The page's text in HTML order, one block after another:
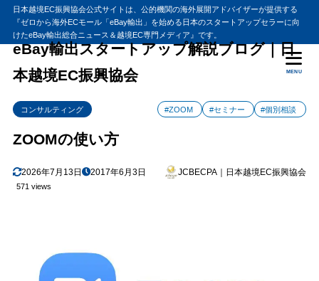
日本越境EC振興協会公式サイトは、公的機関の海外展開アドバイザーが提供する
『ゼロから海外ECモール「eBay輸出」を始める日本のスタートアップセラーに向
けたeBay輸出総合ニュース＆越境EC専門メディア』です。
eBay輸出スタートアップ解説ブログ｜日
本越境EC振興協会
MENU
コンサルティング #ZOOM #セミナー #個別相談
ZOOMの使い方
2026年7月13日 2017年6月3日 JCBECPA｜日本越境EC振興協会
571 views
目次
1 ZOOMの使い方
1.3 タブレットの方
音が聞こえない、画面が映らない……zoomでよくあるトラブル
と対応方法
Zoomのオーディオ設定を確認する